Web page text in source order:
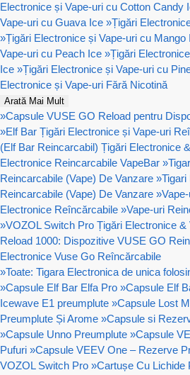
Electronice și Vape-uri cu Cotton Candy
Vape-uri cu Guava Ice »Țigări
»Țigări Electronice și Vape-uri cu Mango
Vape-uri cu Peach Ice »Țigări
Ice »Țigări Electronice și Vape-uri cu
Electronice și Vape-uri Fără Nicotină
Arată Mai Mult
»Capsule VUSE GO Reload pentru
»Elf Bar Țigări Electronice și Vape-uri
(Elf Bar Reincarcabil) Țigări Electronice
Electronice Reincarcabile VapeBar »
Reincarcabile (Vape) De Vanzare »Tigari
Reincarcabile (Vape) De Vanzare »
Electronice Reîncărcabile »Vape-uri
»VOZOL Switch Pro Țigări Electronice &
Reload 1000: Dispozitive VUSE GO
Electronice Vuse Go Reîncărcabile
»Toate: Tigara Electronica de unica
»Capsule Elf Bar Elfa Pro »Capsule Elf
Icewave E1 preumplute »Capsule Lost
Preumplute Și Arome »Capsule si
»Capsule Unno Preumplute »Capsule
Pufuri »Capsule VEEV One – Rezerve
VOZOL Switch Pro »Cartușe Cu Lichide